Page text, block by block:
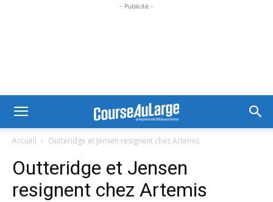
- Publicité -
Accueil Outteridge et Jensen resignent chez Artemis
Outteridge et Jensen
resignent chez Artemis